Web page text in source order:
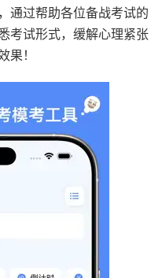
通过帮助各位备战考试的
考试形式，缓解心理紧张
果！